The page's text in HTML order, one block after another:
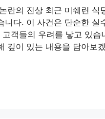
의 진상 최근 미쉐린 식
다. 이 사건은 단순한 실
객들의 우려를 낳고 있습
깊이 있는 내용을 담아보